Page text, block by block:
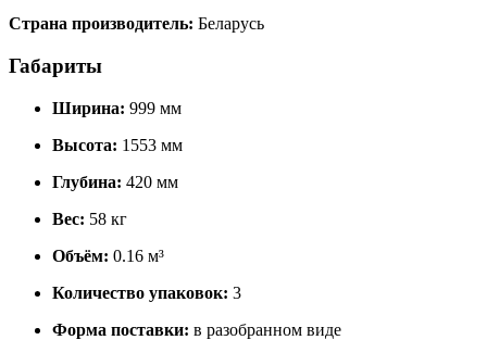
Страна производитель: Беларусь
Габариты
Ширина: 999 мм
Высота: 1553 мм
Глубина: 420 мм
Вес: 58 кг
Объём: 0.16 м³
Количество упаковок: 3
Форма поставки: в разобранном виде